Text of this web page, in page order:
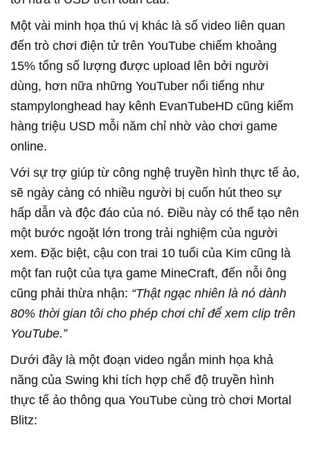
Một vài minh họa thú vị khác là số video liên quan
đến trò chơi điện tử trên YouTube chiếm khoảng
15% tổng số lượng được upload lên bởi người
dùng, hơn nữa những YouTuber nổi tiếng như
stampylonghead hay kênh EvanTubeHD cũng kiếm
hàng triệu USD mỗi năm chỉ nhờ vào chơi game
online.
Với sự trợ giúp từ công nghệ truyền hình thực tế ảo,
sẽ ngày càng có nhiều người bị cuốn hút theo sự
hấp dẫn và độc đáo của nó. Điều này có thể tạo nên
một bước ngoặt lớn trong trải nghiệm của người
xem. Đặc biệt, cậu con trai 10 tuổi của Kim cũng là
một fan ruột của tựa game MineCraft, đến nỗi ông
cũng phải thừa nhận: “Thật ngạc nhiên là nó dành
80% thời gian tôi cho phép chơi chỉ để xem clip trên
YouTube.”
Dưới đây là một đoạn video ngắn minh họa khả
năng của Swing khi tích hợp chế độ truyền hình
thực tế ảo thông qua YouTube cùng trò chơi Mortal
Blitz: